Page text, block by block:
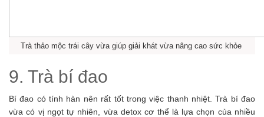
Trà thảo mộc trái cây vừa giúp giải khát vừa nâng cao sức khỏe
9. Trà bí đao
Bí đao có tính hàn nên rất tốt trong việc thanh nhiệt. Trà bí đao
vừa có vị ngọt tự nhiên, vừa detox cơ thể là lựa chọn của nhiều